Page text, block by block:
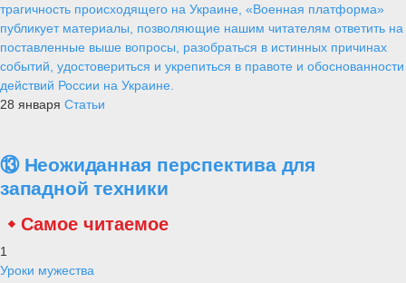
трагичность происходящего на Украине, «Военная платформа»
публикует материалы, позволяющие нашим читателям ответить на
поставленные выше вопросы, разобраться в истинных причинах
событий, удостовериться и укрепиться в правоте и обоснованности
действий России на Украине.
28 января Статьи
⑬ Неожиданная перспектива для
западной техники
Самое читаемое
1
Уроки мужества